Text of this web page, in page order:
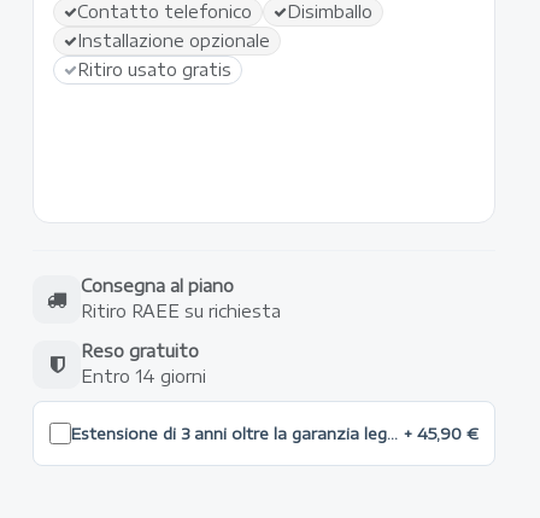
Contatto telefonico
Disimballo
Installazione opzionale
Ritiro usato gratis
Estensione di 3 anni oltre la garanzia legale max 500 € + 45,90 €
Consegna al piano
Ritiro RAEE su richiesta
Reso gratuito
Entro 14 giorni